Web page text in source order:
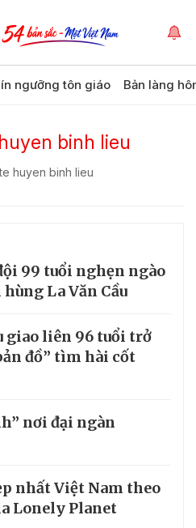
ngưỡng tôn giáo Bản làng
binh lieu
huyen binh lieu
99 tuổi nghẹn ngào
La Văn Cầu
giao liên 96 tuổi trở
đồ” tìm hài cốt
nơi đại ngàn
nhất Việt Nam theo
Lonely Planet